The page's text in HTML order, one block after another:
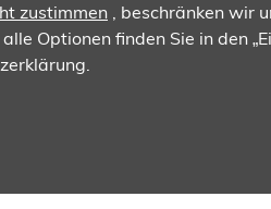
zustimmen , beschränken wir
Optionen finden Sie in den